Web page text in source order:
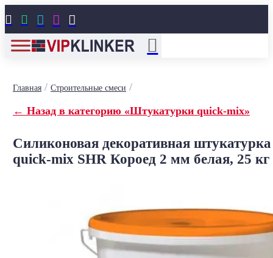
    
Главная/ Строительные смеси /
← Назад в категорию «Штукатурки quick-mix»
Силиконовая декоративная штукатурка
quick-mix SHR Короед 2 мм белая, 25 кг